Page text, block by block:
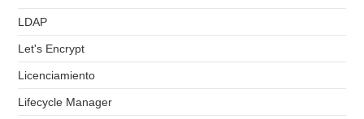
LDAP
Let's Encrypt
Licenciamiento
Lifecycle Manager